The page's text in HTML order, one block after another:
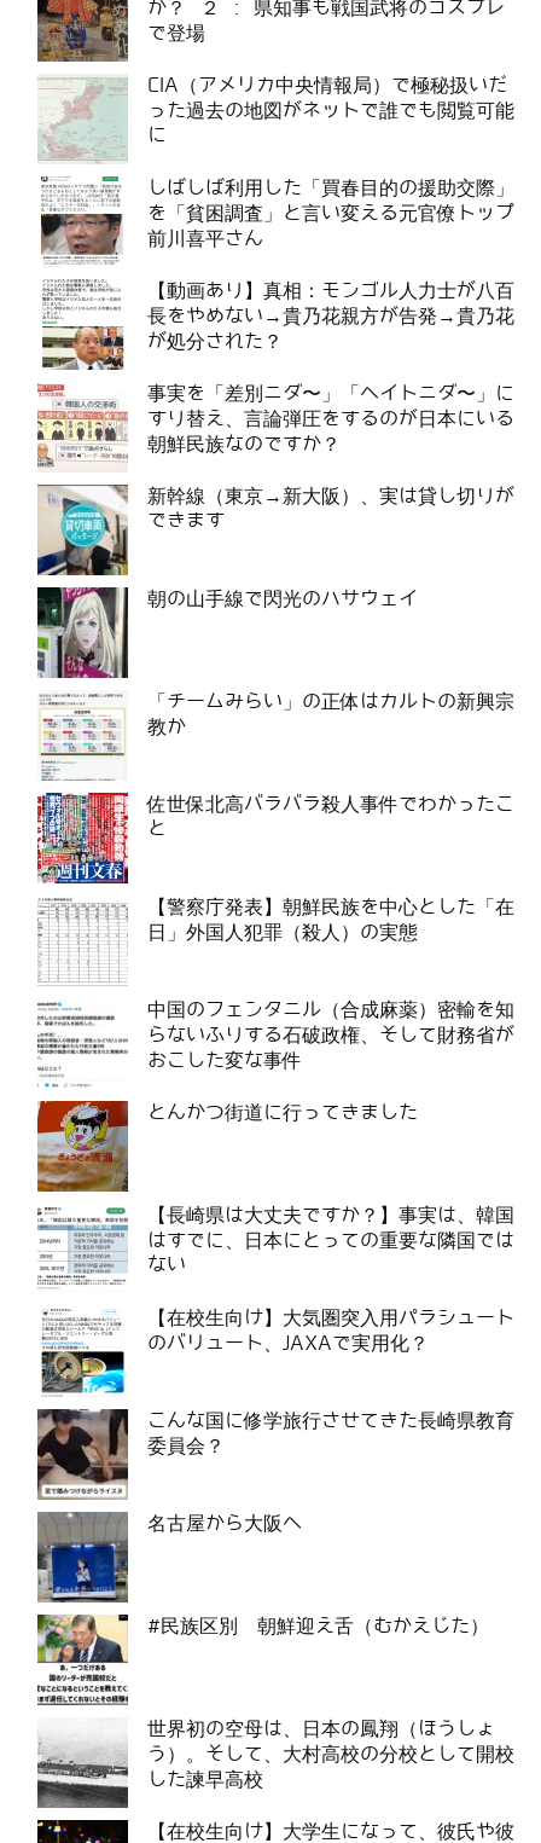
か？ ２ : 県知事も戦国武将のコスプレ
で登場
CIA（アメリカ中央情報局）で極秘扱いだ
った過去の地図がネットで誰でも閲覧可能
に
しばしば利用した「買春目的の援助交際」
を「貧困調査」と言い変える元官僚トップ
前川喜平さん
【動画あり】真相：モンゴル人力士が八百
長をやめない→貴乃花親方が告発→貴乃花
が処分された？
事実を「差別ニダ〜」「ヘイトニダ〜」に
すり替え、言論弾圧をするのが日本にいる
朝鮮民族なのですか？
新幹線（東京→新大阪）、実は貸し切りが
できます
朝の山手線で閃光のハサウェイ
「チームみらい」の正体はカルトの新興宗
教か
佐世保北高バラバラ殺人事件でわかったこ
と
【警察庁発表】朝鮮民族を中心とした「在
日」外国人犯罪（殺人）の実態
中国のフェンタニル（合成麻薬）密輸を知
らないふりする石破政権、そして財務省が
おこした変な事件
とんかつ街道に行ってきました
【長崎県は大丈夫ですか？】事実は、韓国
はすでに、日本にとっての重要な隣国では
ない
【在校生向け】大気圏突入用パラシュート
のバリュート、JAXAで実用化？
こんな国に修学旅行させてきた長崎県教育
委員会？
名古屋から大阪へ
#民族区別 朝鮮迎え舌（むかえじた）
世界初の空母は、日本の鳳翔（ほうしょ
う）。そして、大村高校の分校として開校
した諫早高校
【在校生向け】大学生になって、彼氏や彼